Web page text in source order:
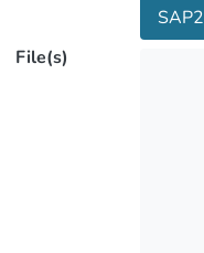
στην
File(s)